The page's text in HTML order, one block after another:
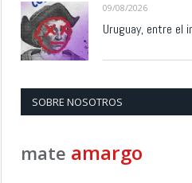
09/08/2026
Uruguay, entre el
SOBRE NOSOTROS
mate amargo